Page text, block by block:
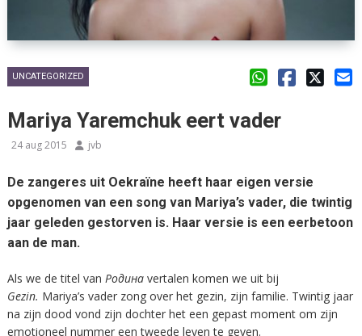
UNCATEGORIZED
Mariya Yaremchuk eert vader
24 aug 2015 jvb
De zangeres uit Oekraïne heeft haar eigen versie
opgenomen van een song van Mariya’s vader, die twintig
jaar geleden gestorven is. Haar versie is een eerbetoon
aan de man.
Als we de titel van Родина vertalen komen we uit bij
Gezin. Mariya’s vader zong over het gezin, zijn familie. Twintig jaar
na zijn dood vond zijn dochter het een gepast moment om zijn
emotioneel nummer een tweede leven te geven.